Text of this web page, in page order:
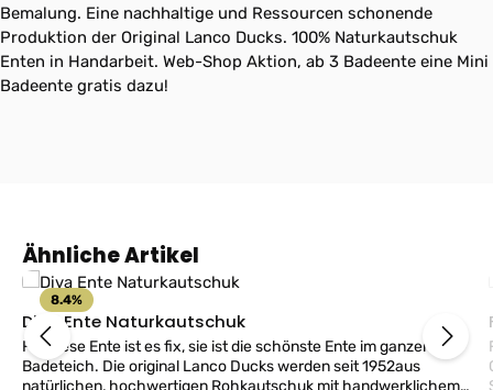
Bemalung. Eine nachhaltige und Ressourcen schonende
Produktion der Original Lanco Ducks. 100% Naturkautschuk
Enten in Handarbeit. Web-Shop Aktion, ab 3 Badeente eine Mini
Badeente gratis dazu!
Produktgalerie überspringen
Ähnliche Artikel
8.4%
Diva Ente Naturkautschuk
Für diese Ente ist es fix, sie ist die schönste Ente im ganzen
Badeteich. Die original Lanco Ducks werden seit 1952aus
natürlichen, hochwertigen Rohkautschuk mit handwerklichem